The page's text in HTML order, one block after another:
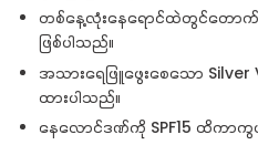
တစ်နေ့လုံးနေရောင်ထဲတွင်တော
ဖြစ်ပါသည်။
အသားရေဖြူဖွေးစေသော Silver
ထားပါသည်။
နေလောင်ဒဏ်ကို SPF15 ထိကာကွ